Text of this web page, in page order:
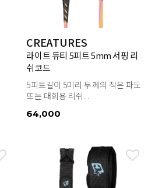
CREATURES
라이트 듀티 5피트 5mm 서핑 리
쉬코드
5피트길이 5미리 두께의 작은 파도
또는 대회용 리쉬...
64,000